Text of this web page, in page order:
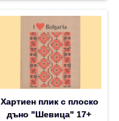
Хартиен плик с плоско
дъно "Шевица" 17+